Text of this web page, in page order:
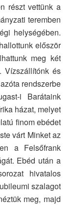
részt vettünk a
teremben
helységében.
először
meg két
Vízszállítónk és
rendszerbe
i Barátaink
házat, melyet
finom ebédet
várt Minket az
a Felsőfrank
Ebéd után a
hivatalos
szalagot
meg, majd